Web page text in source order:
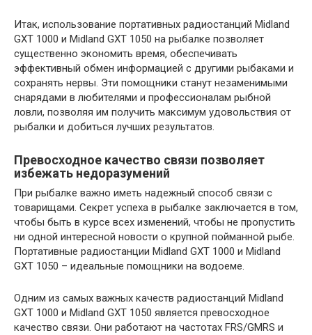
Итак, использование портативных радиостанций Midland
GXT 1000 и Midland GXT 1050 на рыбалке позволяет
существенно экономить время, обеспечивать
эффективный обмен информацией с другими рыбаками и
сохранять нервы. Эти помощники станут незаменимыми
снарядами в любителями и профессионалам рыбной
ловли, позволяя им получить максимум удовольствия от
рыбалки и добиться лучших результатов.
Превосходное качество связи позволяет
избежать недоразумений
При рыбалке важно иметь надежный способ связи с
товарищами. Секрет успеха в рыбалке заключается в том,
чтобы быть в курсе всех изменений, чтобы не пропустить
ни одной интересной новости о крупной пойманной рыбе.
Портативные радиостанции Midland GXT 1000 и Midland
GXT 1050 – идеальные помощники на водоеме.
Одним из самых важных качеств радиостанций Midland
GXT 1000 и Midland GXT 1050 является превосходное
качество связи. Они работают на частотах FRS/GMRS и